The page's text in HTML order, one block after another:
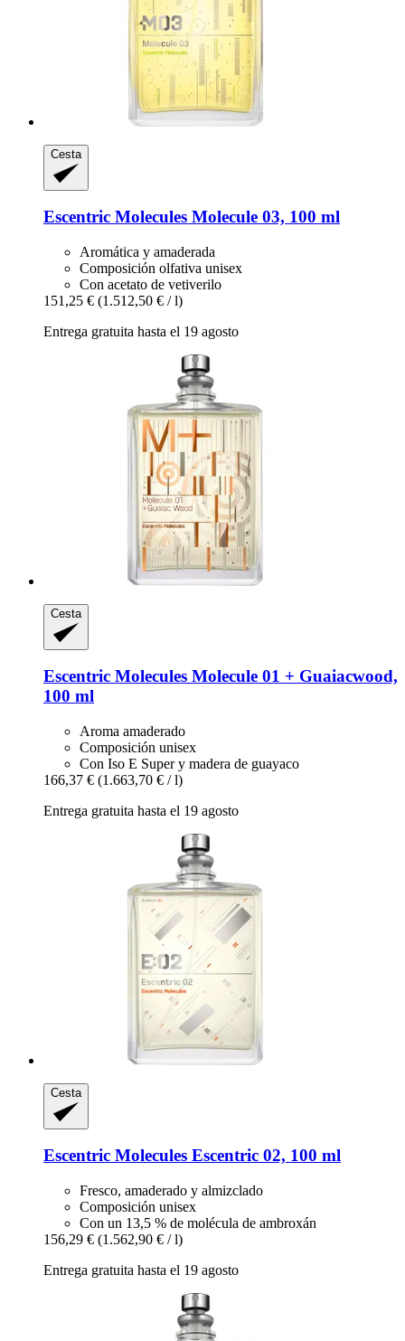
Cesta
Escentric Molecules Molecule 03, 100 ml
Aromática y amaderada
Composición olfativa unisex
Con acetato de vetiverilo
151,25 € (1.512,50 € / l)
Entrega gratuita hasta el 19 agosto
Cesta
Escentric Molecules Molecule 01 + Guaiacwood,
100 ml
Aroma amaderado
Composición unisex
Con Iso E Super y madera de guayaco
166,37 € (1.663,70 € / l)
Entrega gratuita hasta el 19 agosto
Cesta
Escentric Molecules Escentric 02, 100 ml
Fresco, amaderado y almizclado
Composición unisex
Con un 13,5 % de molécula de ambroxán
156,29 € (1.562,90 € / l)
Entrega gratuita hasta el 19 agosto